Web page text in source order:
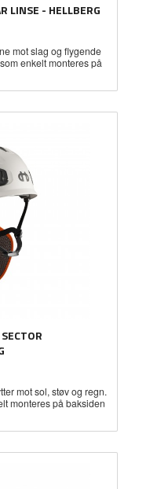
LINSE - HELLBERG
mot slag og flygende
enkelt monteres på
mot sol, støv og regn.
monteres på baksiden